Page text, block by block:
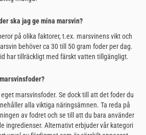
ska jag ge mina marsvin?
på olika faktorer, t.ex. marsvinens vikt och
behöver ca 30 till 50 gram foder per dag.
har tillräckligt med färskt vatten tillgängligt.
marsvinsfoder. Se dock till att det foder du
alla viktiga näringsämnen. Ta reda på
av fodret och se till att du bara använder
ingredienser. Alternativt erbjuder vår kategori